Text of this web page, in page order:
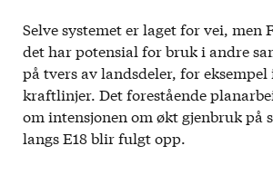
Selve systemet er laget for vei, men
det har potensial for bruk i andre
på tvers av landsdeler, for
kraftlinjer. Det forestående
om intensjonen om økt gjenbruk på
langs E18 blir fulgt opp.